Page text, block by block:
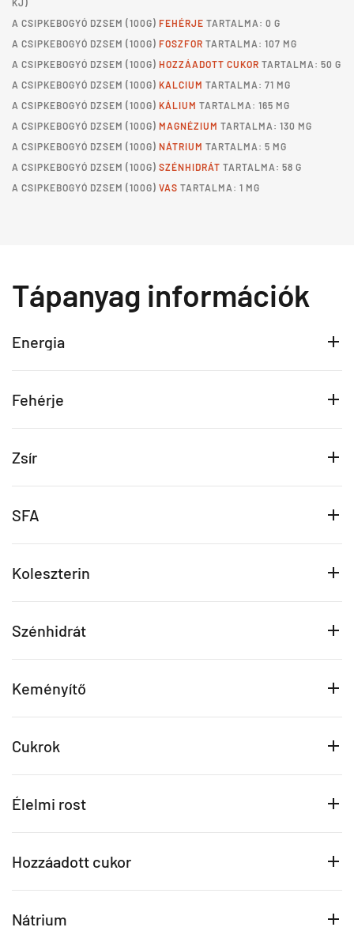
KJ)
A CSIPKEBOGYÓ DZSEM (100G) FEHÉRJE TARTALMA: 0 G
A CSIPKEBOGYÓ DZSEM (100G) FOSZFOR TARTALMA: 107 MG
A CSIPKEBOGYÓ DZSEM (100G) HOZZÁADOTT CUKOR TARTALMA: 50 G
A CSIPKEBOGYÓ DZSEM (100G) KALCIUM TARTALMA: 71 MG
A CSIPKEBOGYÓ DZSEM (100G) KÁLIUM TARTALMA: 165 MG
A CSIPKEBOGYÓ DZSEM (100G) MAGNÉZIUM TARTALMA: 130 MG
A CSIPKEBOGYÓ DZSEM (100G) NÁTRIUM TARTALMA: 5 MG
A CSIPKEBOGYÓ DZSEM (100G) SZÉNHIDRÁT TARTALMA: 58 G
A CSIPKEBOGYÓ DZSEM (100G) VAS TARTALMA: 1 MG
Tápanyag információk
Energia
Fehérje
Zsír
SFA
Koleszterin
Szénhidrát
Keményítő
Cukrok
Élelmi rost
Hozzáadott cukor
Nátrium